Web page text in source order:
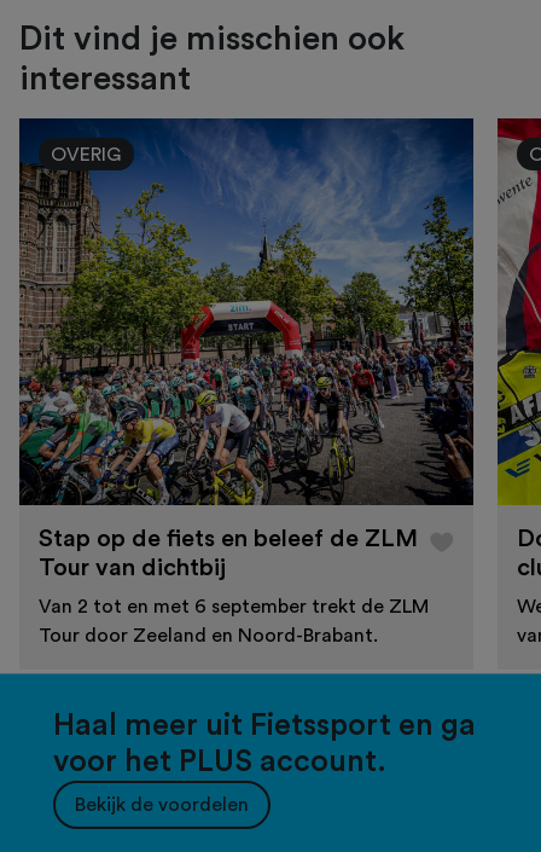
Dit vind je misschien ook
interessant
OVERIG
Stap op de fiets en beleef de ZLM
Tour van dichtbij
Van 2 tot en met 6 september trekt de ZLM
Tour door Zeeland en Noord-Brabant.
Haal meer uit Fietssport en ga
voor het PLUS account.
Bekijk de voordelen